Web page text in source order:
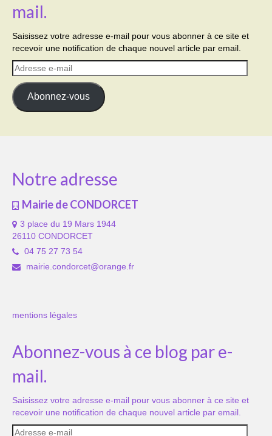
mail.
Saisissez votre adresse e-mail pour vous abonner à ce site et
recevoir une notification de chaque nouvel article par email.
Adresse
e-
mail
Abonnez-vous
Notre adresse
Mairie de CONDORCET
3 place du 19 Mars 1944
26110 CONDORCET
04 75 27 73 54
mairie.condorcet@orange.fr
mentions légales
Abonnez-vous à ce blog par e-
mail.
Saisissez votre adresse e-mail pour vous abonner à ce site et
recevoir une notification de chaque nouvel article par email.
Adresse